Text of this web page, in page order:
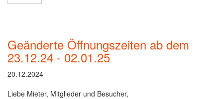
Geänderte Öffnungszeiten ab dem
23.12.24 - 02.01.25
20.12.2024
Liebe Mieter, Mitglieder und Besucher,